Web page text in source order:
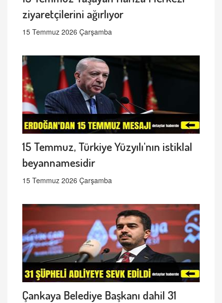
ziyaretçilerini ağırlıyor
15 Temmuz 2026 Çarşamba
15 Temmuz, Türkiye Yüzyılı'nın istiklal
beyannamesidir
15 Temmuz 2026 Çarşamba
Çankaya Belediye Başkanı dahil 31